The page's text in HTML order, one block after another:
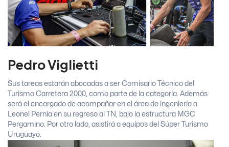
Pedro Viglietti
Sus tareas estarán abocadas a ser Comisario Técnico del
Turismo Carretera 2000, como parte de la categoría. Además
será el encargado de acompañar en el área de ingeniería a
Leonel Pernía en su regreso al TN, bajo la estructura MGC
Pergamino. Por otro lado, asistirá a equipos del Súper Turismo
Uruguayo.